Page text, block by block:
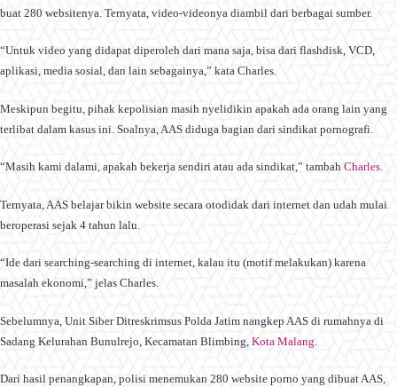
buat 280 websitenya. Ternyata, video-videonya diambil dari berbagai sumber.
“Untuk video yang didapat diperoleh dari mana saja, bisa dari flashdisk, VCD,
aplikasi, media sosial, dan lain sebagainya,” kata Charles.
Meskipun begitu, pihak kepolisian masih nyelidikin apakah ada orang lain yang
terlibat dalam kasus ini. Soalnya, AAS diduga bagian dari sindikat pornografi.
“Masih kami dalami, apakah bekerja sendiri atau ada sindikat,” tambah Charles.
Ternyata, AAS belajar bikin website secara otodidak dari internet dan udah mulai
beroperasi sejak 4 tahun lalu.
“Ide dari searching-searching di internet, kalau itu (motif melakukan) karena
masalah ekonomi,” jelas Charles.
Sebelumnya, Unit Siber Ditreskrimsus Polda Jatim nangkep AAS di rumahnya di
Sadang Kelurahan Bunulrejo, Kecamatan Blimbing, Kota Malang
Dari hasil penangkapan, polisi menemukan 280 website porno yang dibuat AAS,